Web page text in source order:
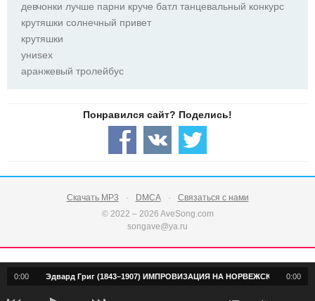
девчонки лучше парни круче батл танцевальный конкурс
крутяшки солнечный привет
крутяшки
униsex
аранжевый тролейбус
Скачать MP3 DMCA
Связаться с нами
© 2022 – 2026 AveSong.com
songave@ya.ru
0:00 0:00
Эдвард Григ (1843–1907) ИМПРОВИЗАЦИЯ НА НОРВЕЖСКИЕ